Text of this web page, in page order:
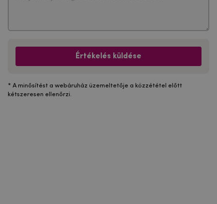
Értékelés küldése
* A minősítést a webáruház üzemeltetője a közzététel előtt
kétszeresen ellenőrzi.